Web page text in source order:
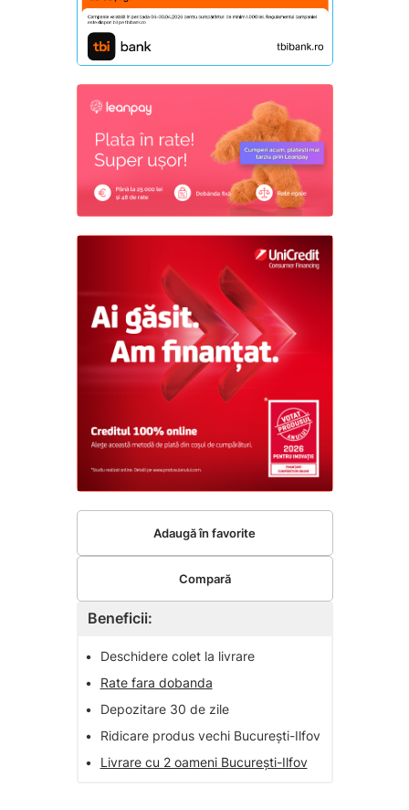
Beneficii:
•
Deschidere colet la livrare
•
Rate fara dobanda
•
Depozitare 30 de zile
•
Ridicare produs vechi București-Ilfov
•
Livrare cu 2 oameni București-Ilfov
Adaugă în favorite
Compară